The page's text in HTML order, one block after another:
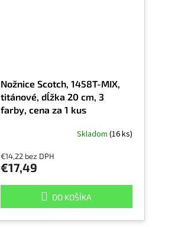
Nožnice Scotch, 1458T-MIX,
titánové, dĺžka 20 cm, 3
farby, cena za 1 kus
Skladom (16 ks)
€14,22 bez DPH
€17,49
DO KOŠÍKA